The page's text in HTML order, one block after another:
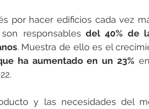
por hacer edificios cada vez
responsables del 40% de
. Muestra de ello es el
ha aumentado en un 23%
y las necesidades del